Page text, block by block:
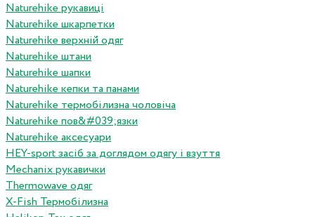
Naturehike рукавиці
Naturehike шкарпетки
Naturehike верхній одяг
Naturehike штани
Naturehike шапки
Naturehike кепки та панами
Naturehike термобілизна чоловіча
Naturehike пов&#039;язки
Naturehike аксесуари
HEY-sport засіб за доглядом одягу і взуття
Mechanix рукавички
Thermowave одяг
X-Fish Термобілизна